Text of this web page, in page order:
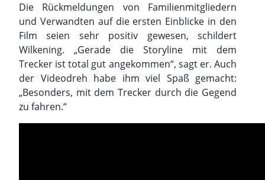
Die Rückmeldungen von Familienmitgliedern
und Verwandten auf die ersten Einblicke in den
Film seien sehr positiv gewesen, schildert
Wilkening. „Gerade die Storyline mit dem
Trecker ist total gut angekommen“, sagt er. Auch
der Videodreh habe ihm viel Spaß gemacht:
„Besonders, mit dem Trecker durch die Gegend
zu fahren.“